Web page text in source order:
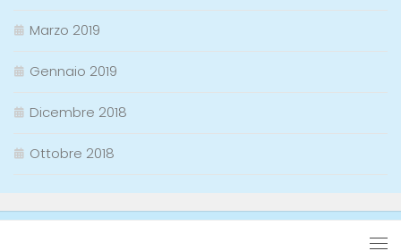
Marzo 2019
Gennaio 2019
Dicembre 2018
Ottobre 2018